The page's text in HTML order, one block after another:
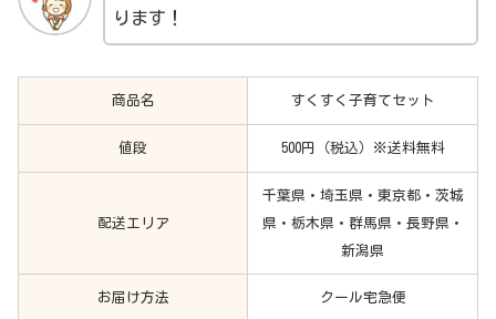
ります！
商品名 すくすく子育てセット
値段 500円（税込）※送料無料
配送エリア
千葉県・埼玉県・東京都・茨城
県・栃木県・群馬県・長野県・
新潟県
お届け方法 クール宅急便